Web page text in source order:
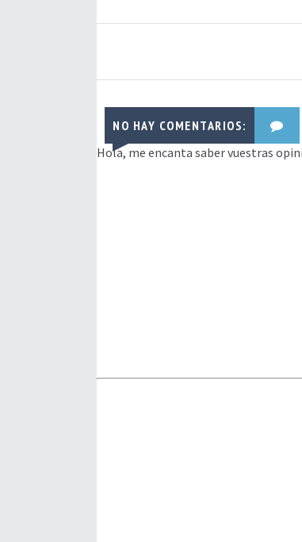
NO HAY COMENTARIOS:
Hola, me encanta saber vuestras